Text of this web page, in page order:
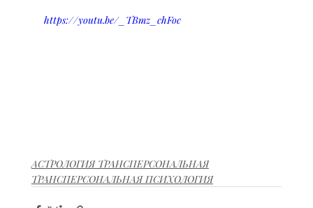
https://youtu.be/_TBmz_chFoc
АСТРОЛОГИЯ ТРАНСПЕРСОНАЛЬНАЯ
ТРАНСПЕРСОНАЛЬНАЯ ПСИХОЛОГИЯ